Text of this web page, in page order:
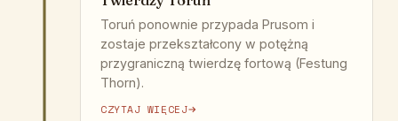
Toruń ponownie przypada Prusom i
zostaje przekształcony w potężną
przygraniczną twierdzę fortową (Festung
Thorn).
CZYTAJ WIĘCEJ